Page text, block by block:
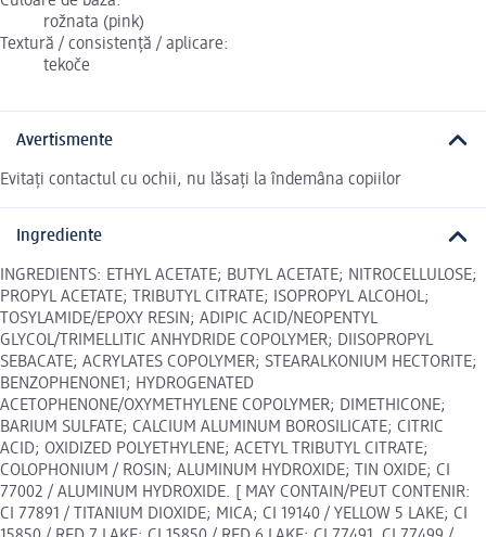
rožnata (pink)
Textură / consistență / aplicare:
tekoče
Avertismente
Evitați contactul cu ochii, nu lăsați la îndemâna copiilor
Ingrediente
INGREDIENTS: ETHYL ACETATE; BUTYL ACETATE; NITROCELLULOSE;
PROPYL ACETATE; TRIBUTYL CITRATE; ISOPROPYL ALCOHOL;
TOSYLAMIDE/EPOXY RESIN; ADIPIC ACID/NEOPENTYL
GLYCOL/TRIMELLITIC ANHYDRIDE COPOLYMER; DIISOPROPYL
SEBACATE; ACRYLATES COPOLYMER; STEARALKONIUM HECTORITE;
BENZOPHENONE1; HYDROGENATED
ACETOPHENONE/OXYMETHYLENE COPOLYMER; DIMETHICONE;
BARIUM SULFATE; CALCIUM ALUMINUM BOROSILICATE; CITRIC
ACID; OXIDIZED POLYETHYLENE; ACETYL TRIBUTYL CITRATE;
COLOPHONIUM / ROSIN; ALUMINUM HYDROXIDE; TIN OXIDE; CI
77002 / ALUMINUM HYDROXIDE. [ MAY CONTAIN/PEUT CONTENIR:
CI 77891 / TITANIUM DIOXIDE; MICA; CI 19140 / YELLOW 5 LAKE; CI